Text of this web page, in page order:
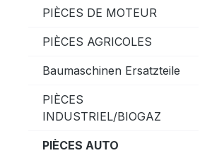
PIÈCES DE MOTEUR
PIÈCES AGRICOLES
Baumaschinen Ersatzteile
PIÈCES
INDUSTRIEL/BIOGAZ
PIÈCES AUTO